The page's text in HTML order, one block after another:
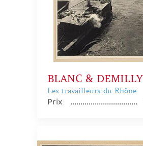
BLANC & DEMILLY
Les travailleurs du Rhöne
Prix